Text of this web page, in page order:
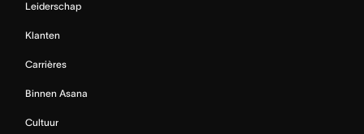
Leiderschap
Klanten
Carrières
Binnen Asana
Cultuur